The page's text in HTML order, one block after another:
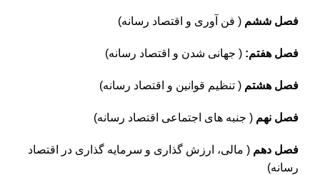
فصل ششم ( فن آوری و اقتصاد رسانه)
فصل هفتم: ( جهانی شدن و اقتصاد رسانه)
فصل هشتم ( تنظیم قوانین و اقتصاد رسانه)
فصل نهم ( جنبه های اجتماعی اقتصاد رسانه)
فصل دهم ( مالی، ارزش گذاری و سرمایه گذاری در اقتصاد
رسانه)